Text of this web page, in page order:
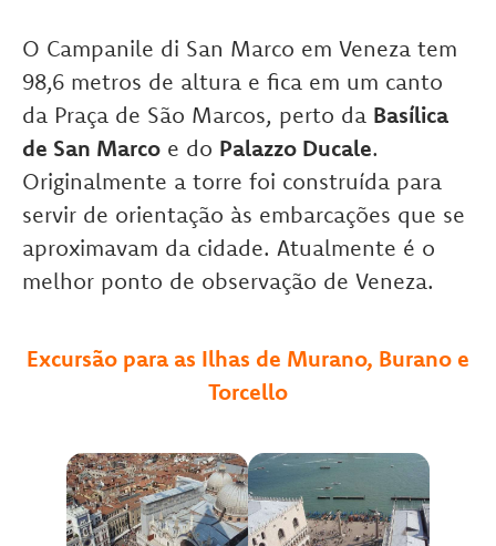
O Campanile di San Marco em Veneza tem
98,6 metros de altura e fica em um canto
da Praça de São Marcos, perto da Basílica
de San Marco e do Palazzo Ducale.
Originalmente a torre foi construída para
servir de orientação às embarcações que se
aproximavam da cidade. Atualmente é o
melhor ponto de observação de Veneza.
Excursão para as Ilhas de Murano, Burano e
Torcello